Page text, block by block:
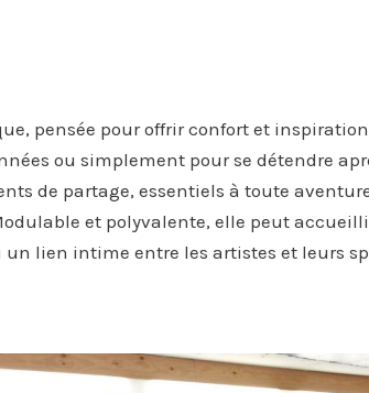
pensée pour offrir confort et
ou simplement pour se détendre
de partage, essentiels à toute
et polyvalente, elle peut
lien intime entre les artistes et leurs